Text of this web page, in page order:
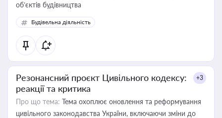
об’єктів будівництва
Будівельна діяльність
Резонансний проєкт Цивільного кодексу:
реакції та критика
+3
Про що тема: Тема охоплює оновлення та реформування
цивільного законодавства України, включаючи зміни до